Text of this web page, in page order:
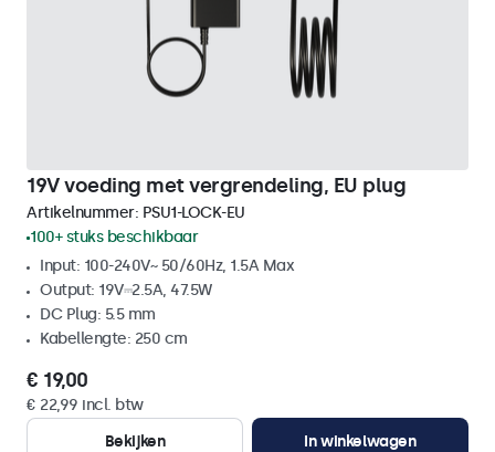
19V voeding met vergrendeling, EU plug
Artikelnummer: PSU1-LOCK-EU
100+ stuks beschikbaar
Input: 100-240V~ 50/60Hz, 1.5A Max
Output: 19V⎓2.5A, 47.5W
DC Plug: 5.5 mm
Kabellengte: 250 cm
€ 19,00
€ 22,99 incl. btw
Bekijken
In winkelwagen